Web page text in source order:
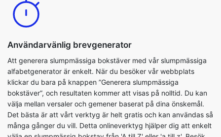
Användarvänlig brevgenerator
Att generera slumpmässiga bokstäver med vår slumpmässiga
alfabetgenerator är enkelt. När du besöker vår webbplats
klickar du bara på knappen ”Generera slumpmässiga
bokstäver”, och resultaten kommer att visas på nolltid. Du kan
välja mellan versaler och gemener baserat på dina önskemål.
Det bästa är att vårt verktyg är helt gratis och kan användas så
många gånger du vill. Detta onlineverktyg hjälper dig att enkelt